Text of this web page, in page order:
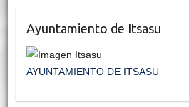
Ayuntamiento de Itsasu
AYUNTAMIENTO DE ITSASU